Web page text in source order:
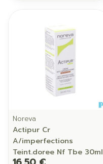
Noreva
Actipur Cr
A/imperfections
Teint.doree Nf Tbe 30ml